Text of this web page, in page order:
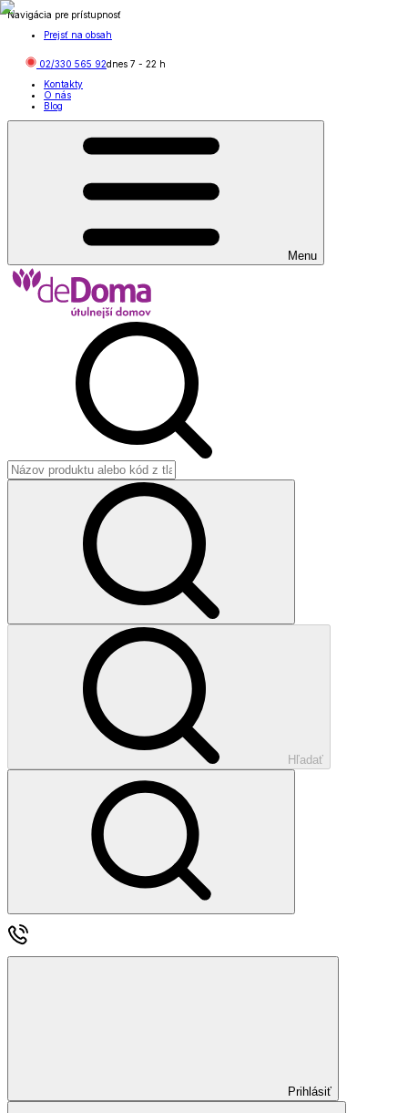
Navigácia pre prístupnosť
Prejsť na obsah
02/330 565 92dnes 7 - 22 h
Kontakty
O nás
Blog
Menu
Hľadať
Prihlásiť